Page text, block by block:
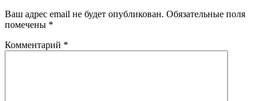
Ваш адрес email не будет опубликован. Обязательные поля
помечены *
Комментарий *